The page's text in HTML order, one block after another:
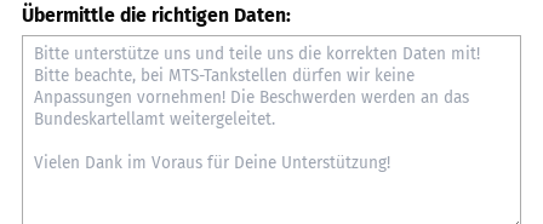
Übermittle die richtigen Daten: